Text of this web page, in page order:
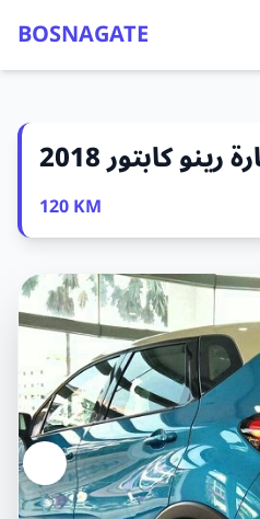
BOSNAGATE
كابتور 2018
120 KM